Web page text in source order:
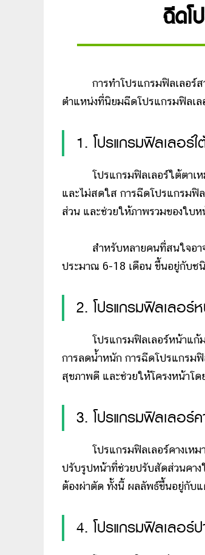
ฉีดโ
การทำโปรแกรมฟิลเลอร์สา
ตำแหน่งที่นิยมฉีดโปรแกรมฟิลเล
1. โปรแกรมฟิลเลอร์ใ
โปรแกรมฟิลเลอร์ใต้ตาเหม
และไม่สดใส การฉีดโปรแกรมฟิ
ส่วน และช่วยให้ภาพรวมของใ
สำหรับหลายคนที่สนใจอาจมี
ประมาณ 6-18 เดือน ขึ้นอยู่กับชนิ
2. โปรแกรมฟิลเลอร์
โปรแกรมฟิลเลอร์หน้าแก้มช่
การลดน้ำหนัก การฉีดโปรแกรม
สุขภาพดี และช่วยให้โครงหน้าโ
3. โปรแกรมฟิลเลอร์
โปรแกรมฟิลเลอร์คางเหมาะ
ปรับรูปหน้าที่ช่วยปรับสัดส่วนคา
ต้องผ่าตัด ทั้งนี้ ผลลัพธ์ขึ้นอยู่กับ
4. โปรแกรมฟิลเลอร์